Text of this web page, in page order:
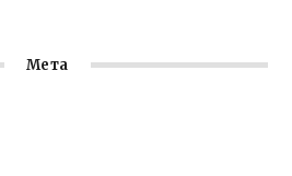
Мета